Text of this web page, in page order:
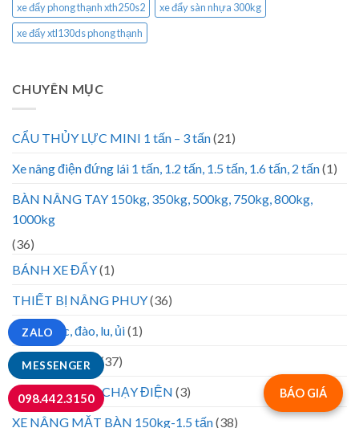
xe đẩy phong thạnh xth250s2
xe đẩy sàn nhựa 300kg
xe đẩy xtl130ds phong thạnh
CHUYÊN MỤC
CẨU THỦY LỰC MINI 1 tấn – 3 tấn(21)
Xe nâng điện đứng lái 1 tấn, 1.2 tấn, 1.5 tấn, 1.6 tấn, 2 tấn(1)
BÀN NÂNG TAY 150kg, 350kg, 500kg, 750kg, 800kg,
1000kg
(36)
BÁNH XE ĐẨY(1)
THIẾT BỊ NÂNG PHUY(36)
Lốp xe xúc, đào, lu, ủi(1)
XE ĐẨY HÀNG
(37)
XE NÂNG CAO CHẠY ĐIỆN (3)
XE NÂNG MẶT BÀN 150kg-1.5 tấn(38)
BÁO GIÁ
MESSENGER
ZALO
098.442.3150